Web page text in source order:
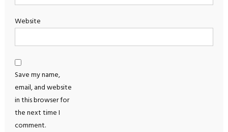
Website
Save my name,
email, and website
in this browser for
the next time I
comment.